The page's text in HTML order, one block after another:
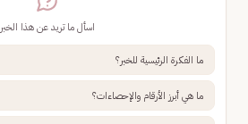
اسأل ما تريد عن هذا الخبر
ما الفكرة الرئيسية للخبر؟
ما هي أبرز الأرقام والإحصاءات؟